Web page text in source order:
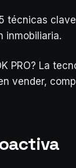
técnicas
inmobiliaria.
PRO? La
vender,